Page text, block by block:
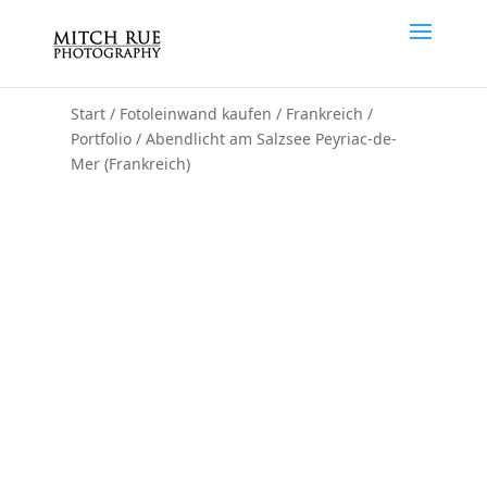
Start/ Fotoleinwand kaufen / Frankreich /
Portfolio/ Abendlicht am Salzsee Peyriac-de-
Mer (Frankreich)